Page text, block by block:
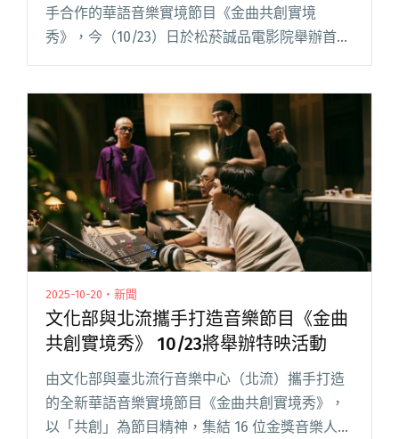
手合作的華語音樂實境節目《金曲共創實境
秀》，今（10/23）日於松菸誠品電影院舉辦首映
期兩天的極限挑戰真實歷程閱讀全文 "16位音樂
人挑戰創作極限 華語音樂節目《金曲共創實境
秀》10/25公視開播"
2025-10-20・新聞
文化部與北流攜手打造音樂節目《金曲
共創實境秀》 10/23將舉辦特映活動
由文化部與臺北流行音樂中心（北流）攜手打造
的全新華語音樂實境節目《金曲共創實境秀》，
以「共創」為節目精神，集結 16 位金獎音樂人與